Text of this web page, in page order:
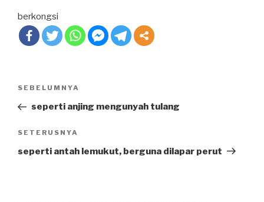
berkongsi
Post
Previous
Post
SEBELUMNYA
seperti anjing mengunyah tulang
Next
Post
SETERUSNYA
seperti antah lemukut, berguna dilapar perut